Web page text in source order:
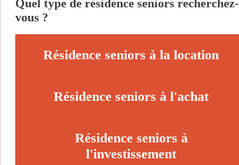
Quel type de résidence seniors recherchez-
vous ?
Résidence seniors à la location
Résidence seniors à l'achat
Résidence seniors à
l'investissement